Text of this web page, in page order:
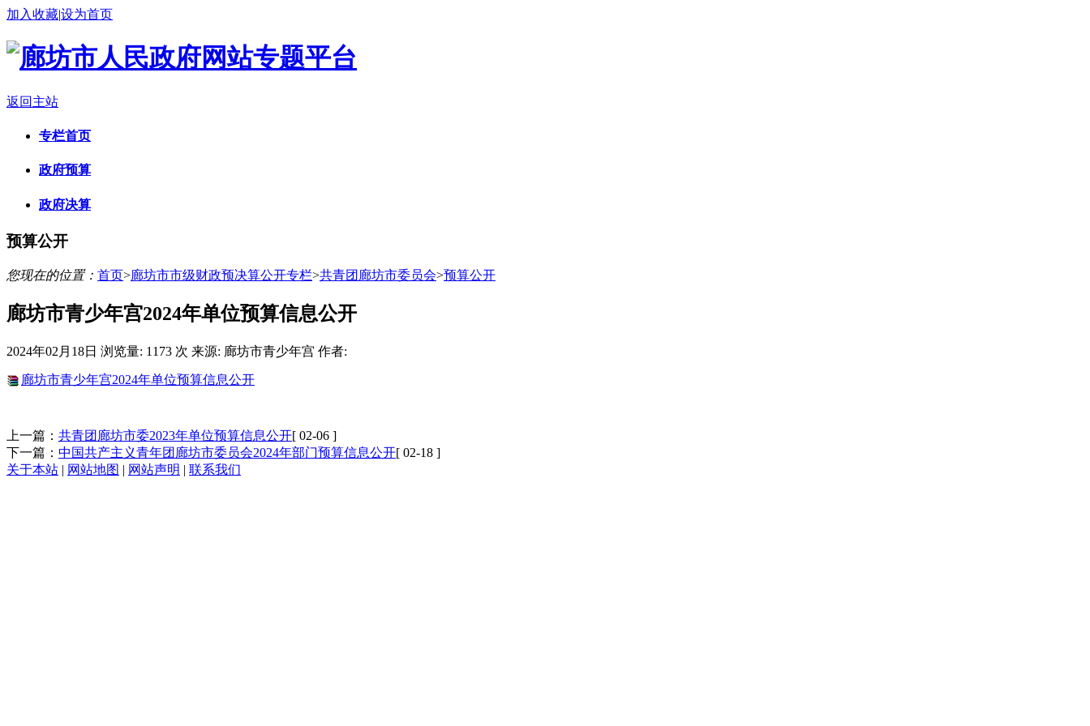
加入收藏|设为首页
返回主站
专栏首页
政府预算
政府决算
预算公开
您现在的位置： 首页>廊坊市市级财政预决算公开专栏>共青团廊坊市委员会>预算公开
廊坊市青少年宫2024年单位预算信息公开
2024年02月18日 浏览量: 1173 次 来源: 廊坊市青少年宫 作者:
廊坊市青少年宫2024年单位预算信息公开
上一篇： 共青团廊坊市委2023年单位预算信息公开[ 02-06 ]
下一篇： 中国共产主义青年团廊坊市委员会2024年部门预算信息公开[ 02-18 ]
关于本站 | 网站地图 | 网站声明 | 联系我们